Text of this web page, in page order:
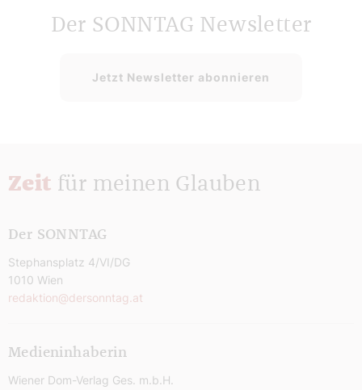
Der SONNTAG Newsletter
Jetzt Newsletter abonnieren
Zeit für meinen Glauben
Der SONNTAG
Stephansplatz 4/VI/DG
1010 Wien
redaktion@dersonntag.at
Medieninhaberin
Wiener Dom-Verlag Ges. m.b.H.